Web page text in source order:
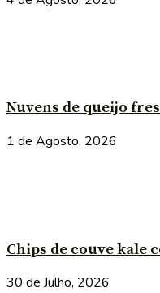
Nuvens de queijo
1 de Agosto, 2026
Chips de couve kale
30 de Julho, 2026